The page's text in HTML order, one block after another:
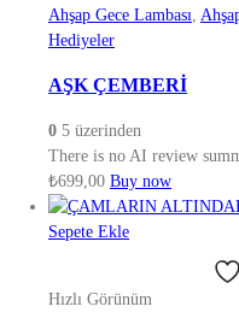
Ahşap Gece Lambası
Hediyeler
AŞK ÇEMBERİ
0 5 üzerinden
There is no AI review
₺699,00 Buy now
Sepete Ekle
Hızlı Görünüm